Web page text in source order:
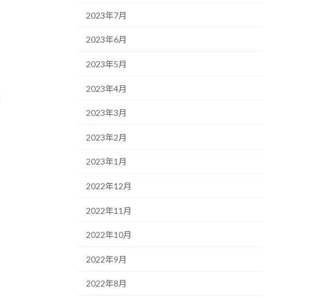
2023年7月
2023年6月
2023年5月
2023年4月
2023年3月
2023年2月
2023年1月
2022年12月
2022年11月
2022年10月
2022年9月
2022年8月